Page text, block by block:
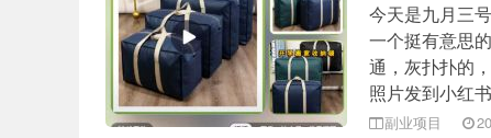
今天是九月三
一个挺有意思
通，灰扑扑的
照片发到小红
副业项目